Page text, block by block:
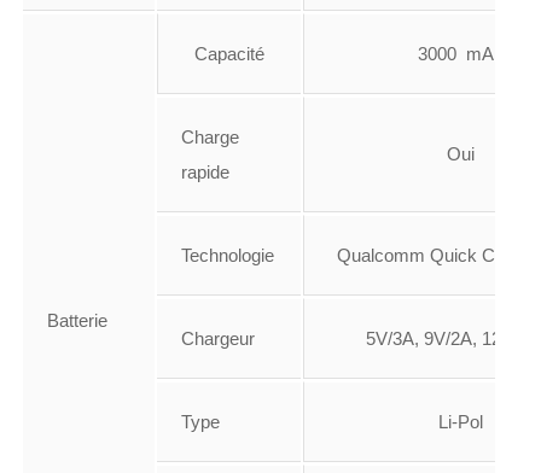
Batterie
Capacité 3000 mAh
Charge
rapide
Oui
Technologie Qualcomm Quick
Chargeur 5V/3A, 9V/2A, 12V/
Type Li-Pol